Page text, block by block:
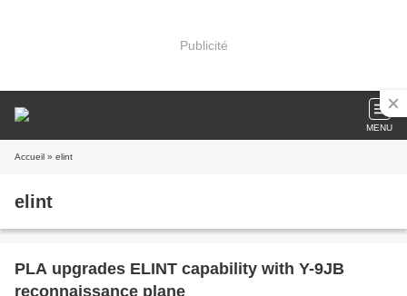
Publicité
MENU
Accueil » elint
elint
PLA upgrades ELINT capability with Y-9JB
reconnaissance plane